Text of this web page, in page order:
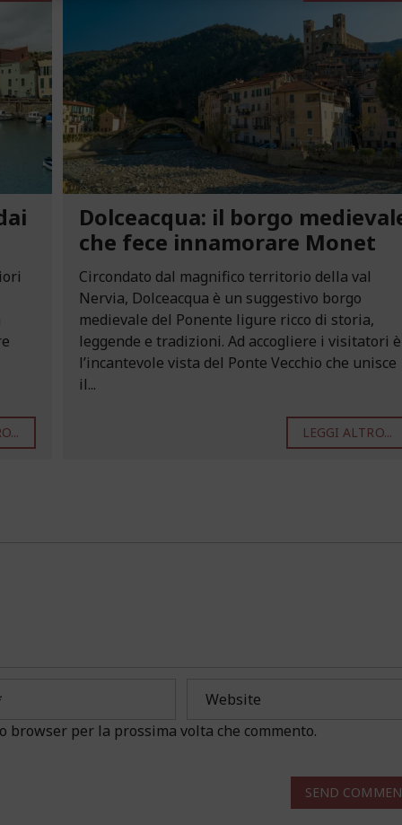
Dolceacqua: il borgo
che fece innamorare Monet
Circondato dal magnifico territorio della val
Nervia, Dolceacqua è un suggestivo borgo
medievale del Ponente ligure ricco di storia,
leggende e tradizioni. Ad accogliere i visitatori è
l’incantevole vista del Ponte Vecchio che unisce
il...
LEGGI ALTRO...
browser per la prossima volta che commento.
SEND